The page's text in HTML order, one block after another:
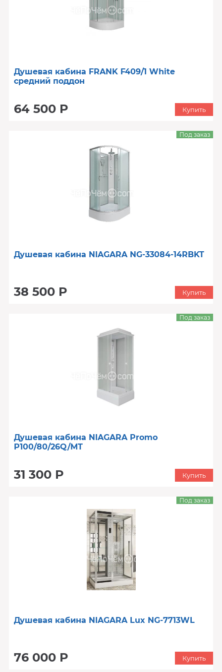
Душевая кабина FRANK F409/1 White
средний поддон
64 500 Р Купить
Душевая кабина NIAGARA NG-33084-14RBKT
38 500 Р
Под заказ
Купить
Душевая кабина NIAGARA Promo
P100/80/26Q/MT
31 300 Р
Под заказ
Купить
Душевая кабина NIAGARA Lux NG-7713WL
76 000 Р
Под заказ
Купить